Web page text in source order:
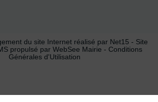
du site Internet réalisé par Net15 - Site
propulsé par WebSee Mairie - Conditions
Générales d'Utilisation